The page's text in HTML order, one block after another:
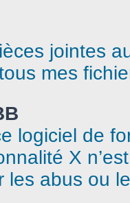
jointes
mes
logiciel de
X
les abus ou